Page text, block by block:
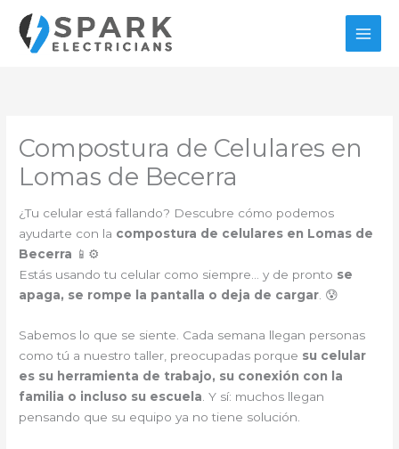
contenido
Compostura de Celulares en
Lomas de Becerra
¿Tu celular está fallando? Descubre cómo podemos
ayudarte con la compostura de celulares en Lomas de
Becerra 📱⚙️
Estás usando tu celular como siempre… y de pronto se
apaga, se rompe la pantalla o deja de cargar. 😰
Sabemos lo que se siente. Cada semana llegan personas
como tú a nuestro taller, preocupadas porque su celular
es su herramienta de trabajo, su conexión con la
familia o incluso su escuela . Y sí: muchos llegan
pensando que su equipo ya no tiene solución.